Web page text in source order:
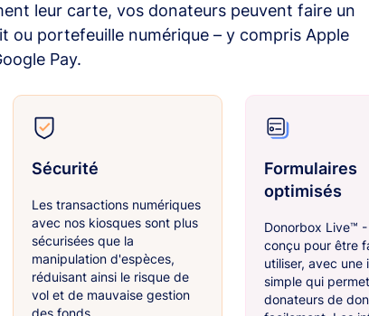
leur carte, vos donateurs peuvent faire un
portefeuille numérique – y compris Apple
Pay.
Sécurité
Les transactions numériques
avec nos kiosques sont plus
sécurisées que la
manipulation d'espèces,
réduisant ainsi le risque de
vol et de mauvaise gestion
des fonds.
Formulaires
optimisés
Donorbox Live™
conçu pour être
utiliser, avec une
simple qui
donateurs de